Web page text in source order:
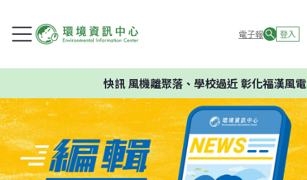
電子報 登入
快訊風機離聚落、學校過近 彰化福漢風電